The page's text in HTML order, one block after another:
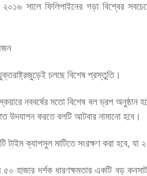
সালে ফিলিপাইনের গড়া বিশ্বের
চলছে বিশেষ প্রস্তুতি।
নববর্ষের মতো বিশেষ বল ড্রপ অনুষ্ঠান
উদযাপন করতে বলটি আটবার নামানো হবে।
টাইম ক্যাপসুল মাটিতে সংরক্ষণ করা হবে, যা
৫০ হাজার দর্শক ধারণক্ষমতার একটি বড়